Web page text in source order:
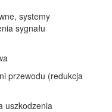
systemy
sygnału
przewodu (redukcja
uszkodzenia